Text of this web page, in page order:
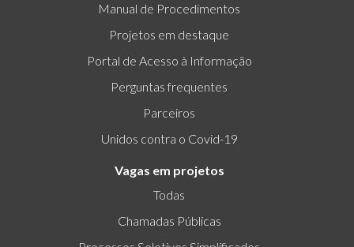
Manual de Procedimentos
Projetos em destaque
Portal de Acesso à Informação
Perguntas frequentes
Parceiros
Unidos contra o Covid-19
Vagas em projetos
Todas
Chamadas Públicas